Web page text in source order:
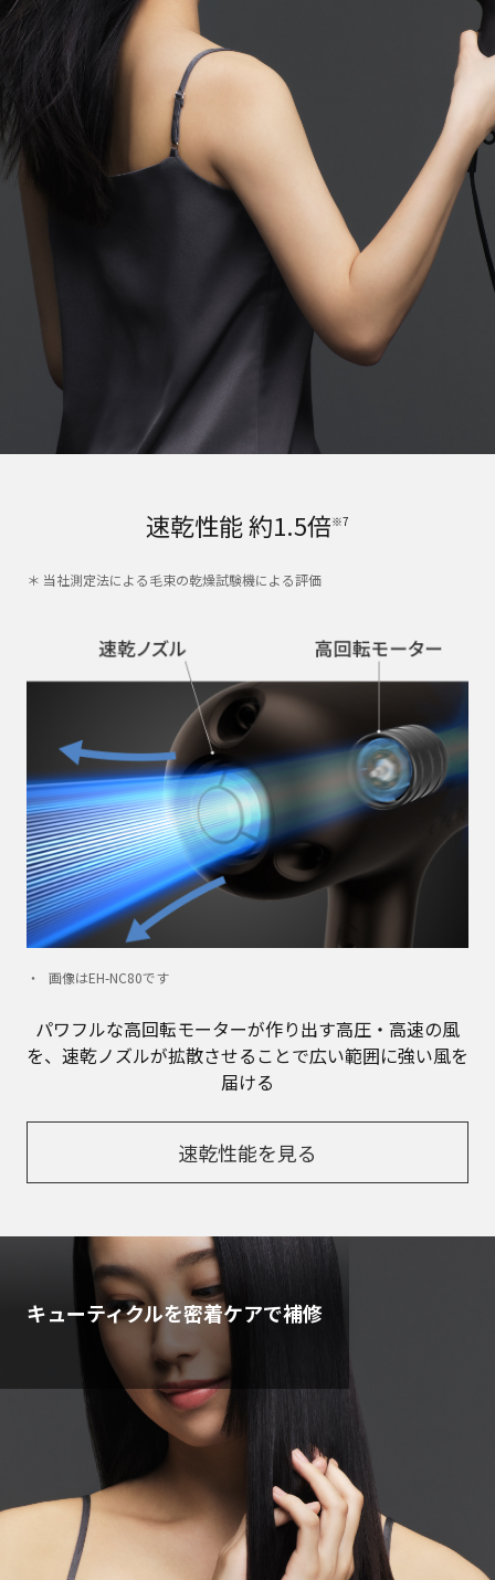
速乾性能 約1.5倍※7
＊ 当社測定法による毛束の乾燥試験機による評価
画像はEH-NC80です
パワフルな高回転モーターが作り出す高圧・高速の風
を、速乾ノズルが拡散させることで広い範囲に強い風を
届ける
速乾性能を見る
キューティクルを密着ケアで補修